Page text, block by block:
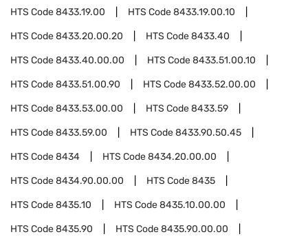
HTS Code8433.19.00 HTS Code8433.19.00.10
HTS Code8433.20.00.20 HTS Code8433.40
HTS Code8433.40.00.00 HTS Code8433.51.00.10
HTS Code8433.51.00.90 HTS Code8433.52.00.00
HTS Code8433.53.00.00 HTS Code8433.59
HTS Code8433.59.00 HTS Code8433.90.50.45
HTS Code8434 HTS Code8434.20.00.00
HTS Code8434.90.00.00 HTS Code8435
HTS Code8435.10 HTS Code8435.10.00.00
HTS Code8435.90 HTS Code8435.90.00.00